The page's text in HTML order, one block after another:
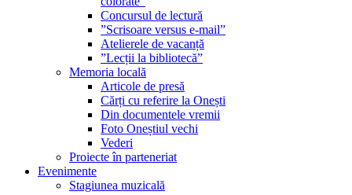
Concursul de lectură
”Scrisoare versus e-mail”
Atelierele de vacanță
”Lecții la bibliotecă”
Memoria locală
Articole de presă
Cărți cu referire la Onești
Din documentele vremii
Foto Oneștiul vechi
Vederi
Proiecte în parteneriat
Evenimente
Stagiunea muzicală